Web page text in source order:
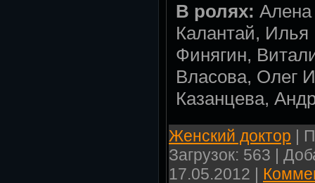
В ролях: Алена
Калантай,
Финягин,
Власова, Олег
Казанцева,
Женский доктор |
Загрузок: 563 |
17.05.2012 |